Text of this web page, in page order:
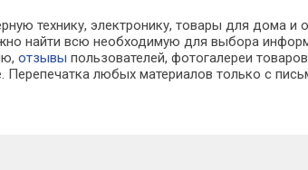
технику, электронику, товары для дома и
найти всю необходимую для выбора
отзывы пользователей, фотогалереи
Перепечатка любых материалов только с